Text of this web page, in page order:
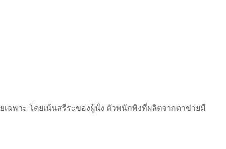
เฉพาะ โดยเน้นสรีระของผู้นั่ง ตัวพนักพิงที่ผลิตจากตาข่ายมี